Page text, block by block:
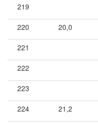
219
220 20,0
221
222
223
224 21,2